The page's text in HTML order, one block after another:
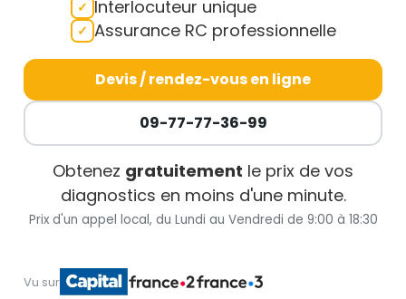
Interlocuteur unique
Assurance RC professionnelle
Devis / rendez-vous en ligne
09-77-77-36-99
Obtenez gratuitement le prix de vos
diagnostics en moins d'une minute.
Prix d'un appel local, du Lundi au Vendredi de 9:00 à 18:30
Vu sur